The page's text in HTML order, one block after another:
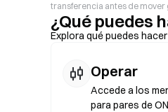
transferencia antes de
¿Qué puedes
Explora qué puedes
Operar
Accede a los
para pares de